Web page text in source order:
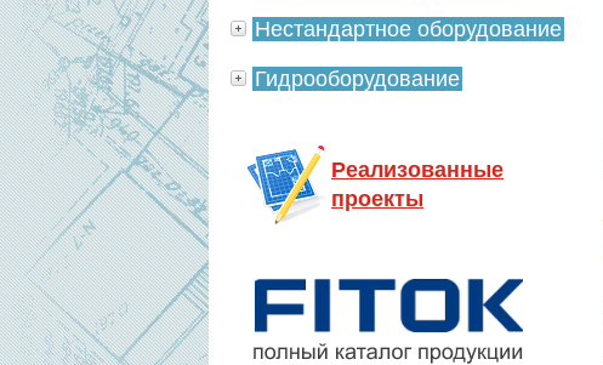
Нестандартное оборудование
Гидрооборудование
Реализованные
проекты